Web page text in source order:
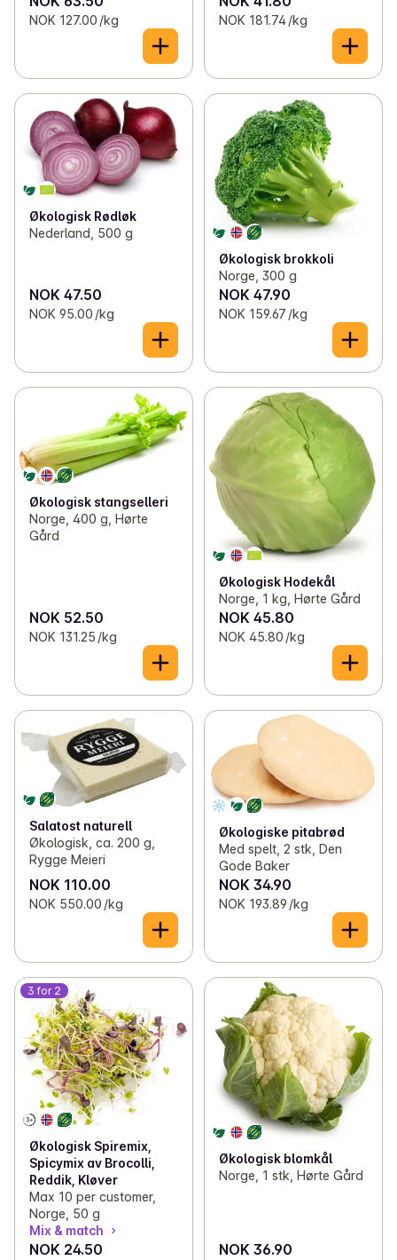
NOK 127.00 /kg NOK 181.74 /kg
Økologisk Rødløk
Nederland, 500 g
NOK 47.50
NOK 95.00 /kg
Økologisk brokkoli
Norge, 300 g
NOK 47.90
NOK 159.67 /kg
Økologisk stangselleri
Norge, 400 g, Hørte
Gård
NOK 52.50
NOK 131.25 /kg
Økologisk Hodekål
Norge, 1 kg, Hørte Gård
NOK 45.80
NOK 45.80 /kg
Salatost naturell
Økologisk, ca. 200 g,
Rygge Meieri
NOK 110.00
NOK 550.00 /kg
Økologiske pitabrød
Med spelt, 2 stk, Den
Gode Baker
NOK 34.90
NOK 193.89 /kg
3 for 2
Økologisk Spiremix,
Spicymix av Brocolli,
Reddik, Kløver
Max 10 per customer,
Norge, 50 g
Mix & match
NOK 24.50
Økologisk blomkål
Norge, 1 stk, Hørte Gård
NOK 36.90